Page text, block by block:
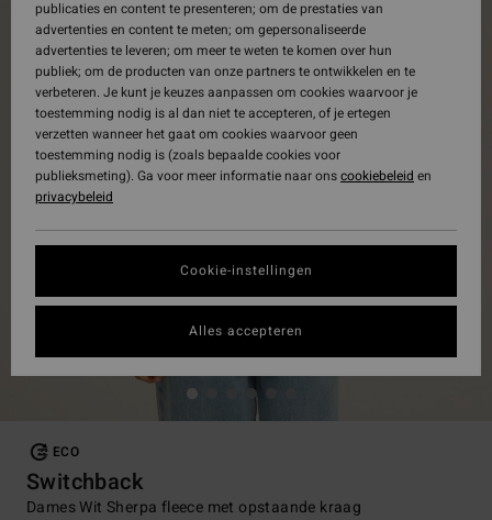
ECO
Switchback
Dames Wit Sherpa fleece met opstaande kraag
publicaties en content te presenteren; om de prestaties van
advertenties en content te meten; om gepersonaliseerde
advertenties te leveren; om meer te weten te komen over hun
publiek; om de producten van onze partners te ontwikkelen en te
verbeteren. Je kunt je keuzes aanpassen om cookies waarvoor je
toestemming nodig is al dan niet te accepteren, of je ertegen
verzetten wanneer het gaat om cookies waarvoor geen
toestemming nodig is (zoals bepaalde cookies voor
publieksmeting). Ga voor meer informatie naar onscookiebeleid en
privacybeleid
Cookie-instellingen
Alles accepteren